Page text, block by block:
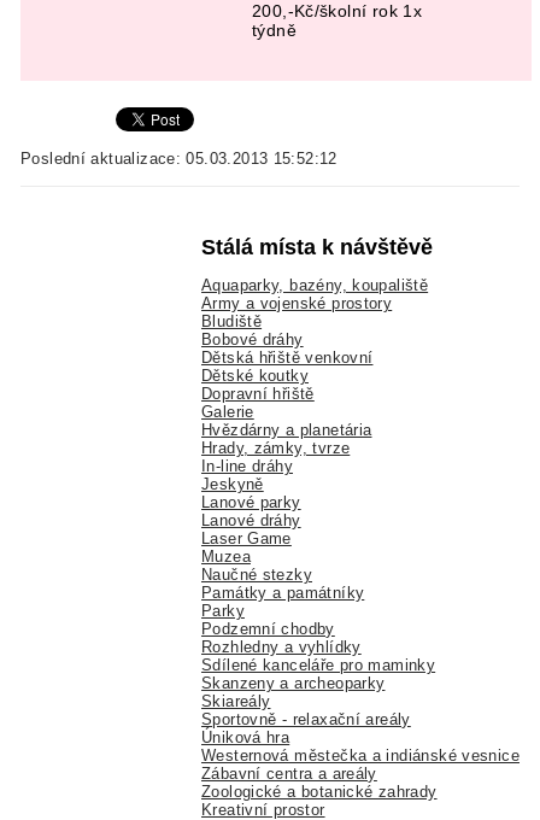
200,-Kč/školní rok 1x
týdně
Poslední aktualizace: 05.03.2013 15:52:12
Stálá místa k návštěvě
Aquaparky, bazény, koupaliště
Army a vojenské prostory
Bludiště
Bobové dráhy
Dětská hřiště venkovní
Dětské koutky
Dopravní hřiště
Galerie
Hvězdárny a planetária
Hrady, zámky, tvrze
In-line dráhy
Jeskyně
Lanové parky
Lanové dráhy
Laser Game
Muzea
Naučné stezky
Památky a památníky
Parky
Podzemní chodby
Rozhledny a vyhlídky
Sdílené kanceláře pro maminky
Skanzeny a archeoparky
Skiareály
Sportovně - relaxační areály
Úniková hra
Westernová městečka a indiánské vesnice
Zábavní centra a areály
Zoologické a botanické zahrady
Kreativní prostor